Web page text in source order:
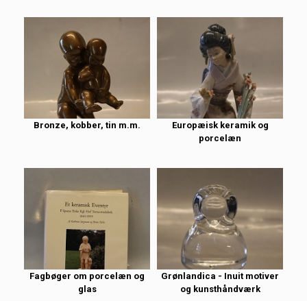
Bronze, kobber, tin m.m.
Europæisk keramik og
porcelæn
Fagbøger om porcelæn og
glas
Grønlandica - Inuit motiver
og kunsthåndværk